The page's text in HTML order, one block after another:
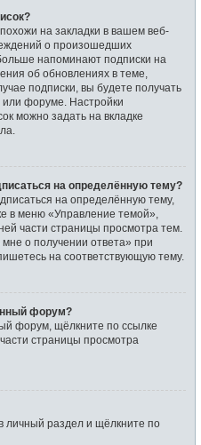
на закладки в вашем веб-
о произошедших
напоминают подписки на
об обновлениях в теме,
подписки, вы будете получать
форуме. Настройки
можно задать на вкладке
на определённую тему?
на определённую тему,
в меню «Управление темой»,
части страницы просмотра тем.
о получении ответа» при
на соответствующую тему.
форум?
форум, щёлкните по ссылке
страницы просмотра
личный раздел и щёлкните по